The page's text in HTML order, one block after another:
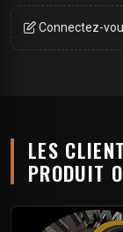
Connectez-
LES
PRODUIT